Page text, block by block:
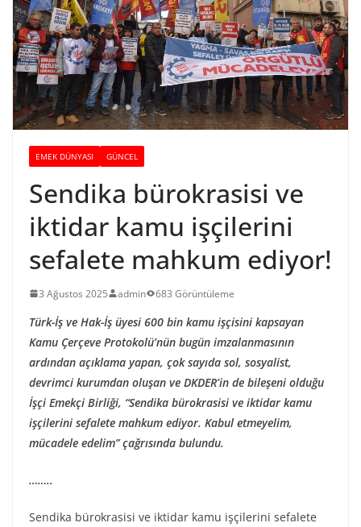
EMEK DÜNYASI GÜNCEL
Sendika bürokrasisi ve
iktidar kamu işçilerini
sefalete mahkum ediyor!
3 Ağustos 2025 admin 683 Görüntüleme
Türk-İş ve Hak-İş üyesi 600 bin kamu işçisini kapsayan
Kamu Çerçeve Protokolü’nün bugün imzalanmasının
ardından açıklama yapan, çok sayıda sol, sosyalist,
devrimci kurumdan oluşan ve DKDER’in de bileşeni olduğu
İşçi Emekçi Birliği, “Sendika bürokrasisi ve iktidar kamu
işçilerini sefalete mahkum ediyor. Kabul etmeyelim,
mücadele edelim” çağrısında bulundu.
……..
Sendika bürokrasisi ve iktidar kamu işçilerini sefalete